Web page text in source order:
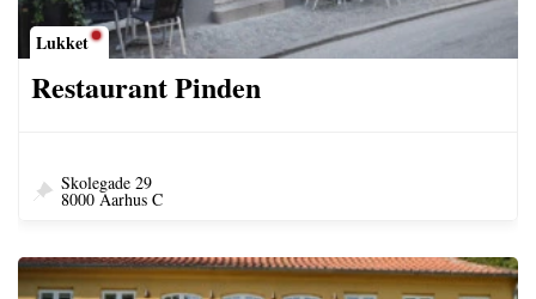
Lukket
Restaurant Pinden
Skolegade 29
8000 Aarhus C